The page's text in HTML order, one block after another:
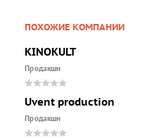
ПОХОЖИЕ КОМПАНИИ
KINOKULT
Продакшн
Uvent production
Продакшн